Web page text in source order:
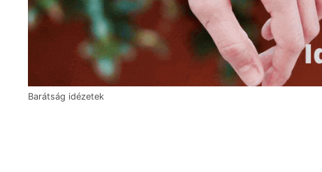
Barátság idézetek